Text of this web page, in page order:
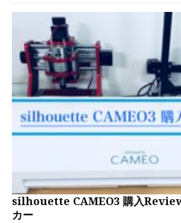
silhouette CAMEO3 購入
カー